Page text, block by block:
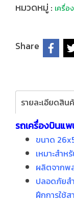
หมวดหมู่ : เครื่อ
Share
รายละเอียดสิน
รถเครื่องบินแ
ขนาด
เหมาะสำห
ผลิตจากพ
ปลอดภัยส
ฝึกการใช้